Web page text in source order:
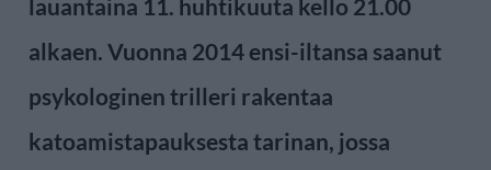
lauantaina 11. huhtikuuta kello 21.00
alkaen. Vuonna 2014 ensi-iltansa saanut
psykologinen trilleri rakentaa
katoamistapauksesta tarinan, jossa